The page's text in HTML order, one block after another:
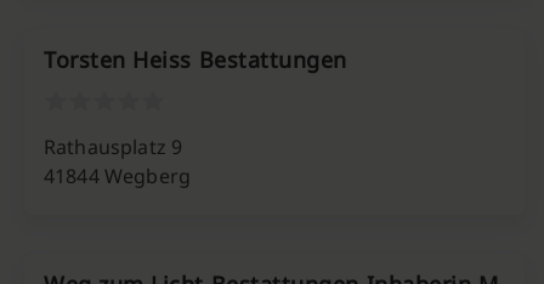
Torsten Heiss Bestattungen
Rathausplatz 9
41844 Wegberg